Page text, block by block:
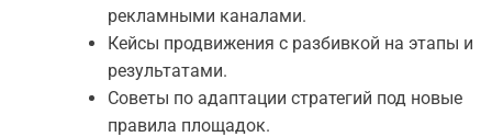
рекламными каналами.
Кейсы продвижения с разбивкой на этапы и
результатами.
Советы по адаптации стратегий под новые
правила площадок.